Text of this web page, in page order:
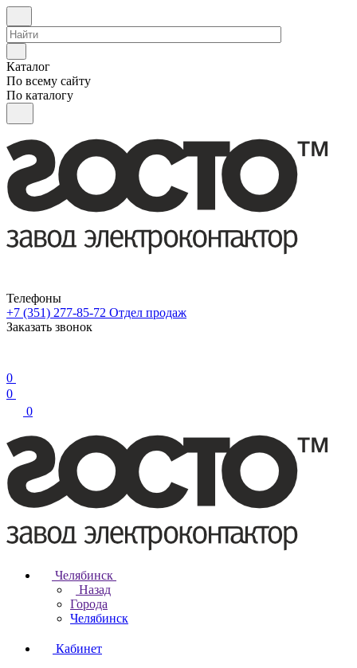
Каталог
По всему сайту
По каталогу
Телефоны
+7 (351) 277-85-72 Отдел продаж
Заказать звонок
0
0
0
Челябинск
Назад
Города
Челябинск
Кабинет